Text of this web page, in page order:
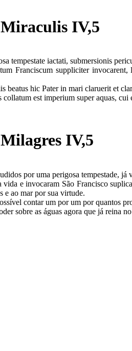
IV,5
tempestate iactati, submersionis
Franciscum suppliciter
beatus hic Pater in mari claruerit et
est imperium super aquas,
IV,5
por uma perigosa tempestade, já
vida e invocaram São Francisco
e ao mar por sua virtude.
contar um por um por quantos
sobre as águas agora que já reina